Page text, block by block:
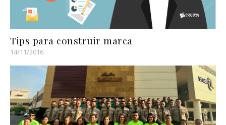
Tips para construir marca
14/11/2016